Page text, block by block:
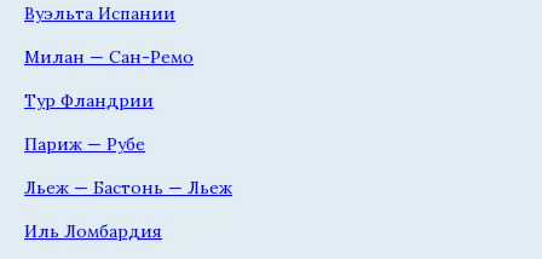
Вуэльта Испании
Милан — Сан-Ремо
Тур Фландрии
Париж — Рубе
Льеж — Бастонь — Льеж
Иль Ломбардия